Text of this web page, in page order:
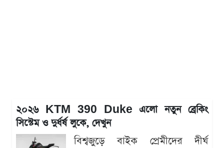
২০২৬ KTM 390 Duke এলো নতুন ব্রেকিং
সিস্টেম ও দুর্ধর্ষ লুকে, দেখুন
বিশ্বজুড়ে বাইক প্রেমীদের দীর্ঘ